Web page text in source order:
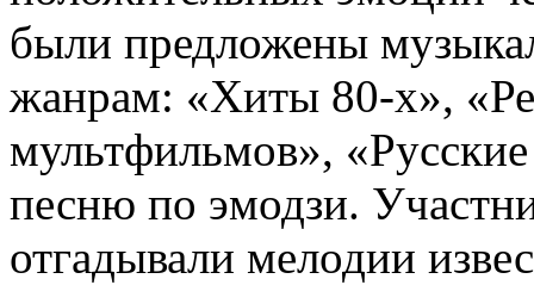
были предложены
жанрам: «Хиты 80-х»,
мультфильмов»,
песню по эмодзи.
отгадывали мелодии